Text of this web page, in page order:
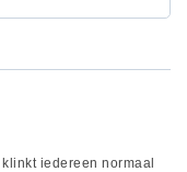
iedereen normaal